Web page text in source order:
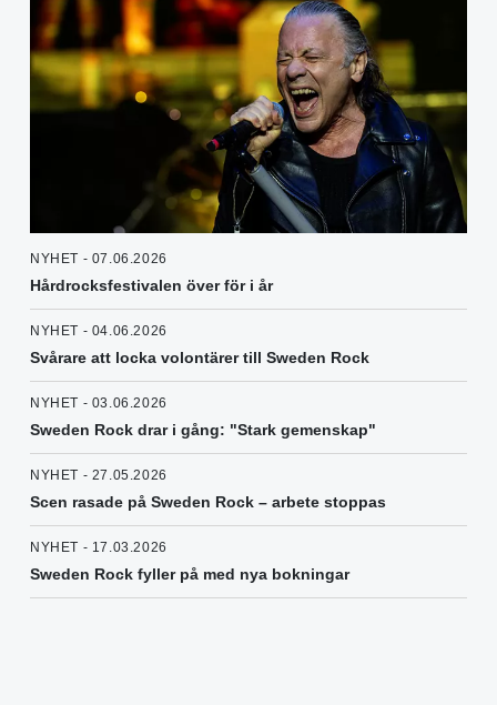
NYHET - 07.06.2026
Hårdrocksfestivalen över för i år
NYHET - 04.06.2026
Svårare att locka volontärer till Sweden Rock
NYHET - 03.06.2026
Sweden Rock drar i gång: "Stark gemenskap"
NYHET - 27.05.2026
Scen rasade på Sweden Rock – arbete stoppas
NYHET - 17.03.2026
Sweden Rock fyller på med nya bokningar